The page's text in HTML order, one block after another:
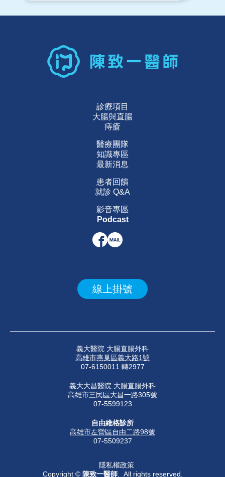
診療項目
大腸與直腸
痔瘡
醫療團隊
知識專區
最新消息
患者回饋
就診 Q&A
影音專區
Podcast
線上掛號
義大醫院 大腸直腸外科
高雄市燕巢區義大路1號
07-6150011 轉2977
義大大昌醫院 大腸直腸外科
高雄市三民區大昌一路305號
07-5599123
自由維格診所
高雄市左營區自由二路98號
07-5509237
隱私權政策
Copyright © 陳致一醫師. All rights reserved.